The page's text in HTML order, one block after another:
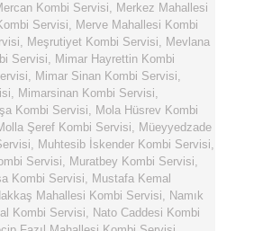
Kombi Servisi, Merkez Mahallesi
Servisi, Merve Mahallesi Kombi
, Meşrutiyet Kombi Servisi, Mevlana
Servisi, Mimar Hayrettin Kombi
, Mimar Sinan Kombi Servisi,
, Mimarsinan Kombi Servisi,
Kombi Servisi, Mola Hüsrev Kombi
Şeref Kombi Servisi, Müeyyedzade
, Muhtesib İskender Kombi Servisi,
Servisi, Muratbey Kombi Servisi,
Kombi Servisi, Mustafa Kemal
Mahallesi Kombi Servisi, Namık
Kombi Servisi, Nato Caddesi Kombi